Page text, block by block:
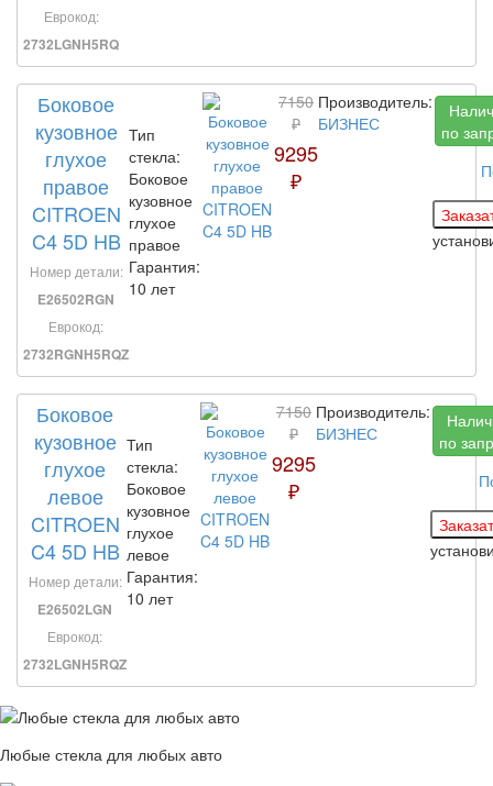
Еврокод:
2732LGNH5RQ
Боковое
кузовное
глухое
правое
CITROEN
C4 5D HB
Номер детали:
E26502RGN
Еврокод:
2732RGNH5RQZ
Тип
стекла:
Боковое
кузовное
глухое
правое
Гарантия:
10 лет
7150
₽
9295
₽
Производитель:
БИЗНЕС
по
Боковое
кузовное
глухое
левое
CITROEN
C4 5D HB
Номер детали:
E26502LGN
Еврокод:
2732LGNH5RQZ
Тип
стекла:
Боковое
кузовное
глухое
левое
Гарантия:
10 лет
7150
₽
9295
₽
Производитель:
БИЗНЕС
по
Любые стекла для любых авто